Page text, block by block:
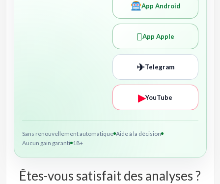
App Android
App Apple
✈Telegram
▶YouTube
Sans renouvellement automatique Aide à la décision
Aucun gain garanti 18+
Êtes-vous satisfait des analyses ?